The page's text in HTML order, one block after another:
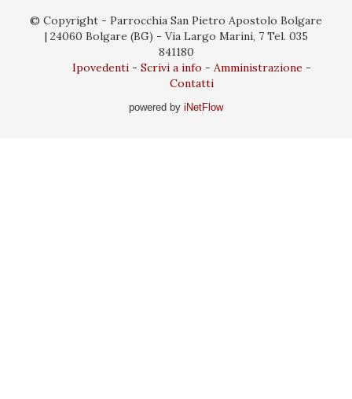
© Copyright - Parrocchia San Pietro Apostolo Bolgare
| 24060 Bolgare (BG) - Via Largo Marini, 7 Tel. 035
841180
Ipovedenti
Scrivi a info
Amministrazione
Contatti
powered by iNetFlow